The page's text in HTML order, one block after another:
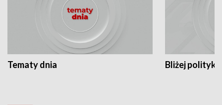
Tematy dnia Bliżej polityki